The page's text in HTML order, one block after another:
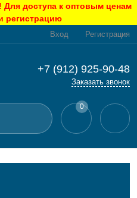
доступа к оптовым ценам
регистрацию
Вход Регистрация
+7 (912) 925-90-48
Заказать звонок
0